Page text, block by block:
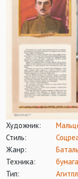
Художник:
Стиль:
Жанр:
Техника:
бумага
Тип: